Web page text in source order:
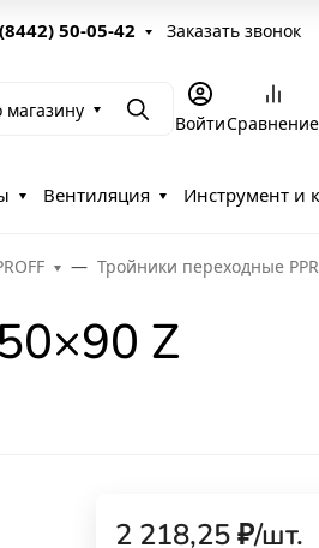
50-05-42 Заказать звонок
магазину ПоискВойтиСравнение
Вентиляция Инструмент и
Тройники переходные
Z
2 218,25₽/шт.